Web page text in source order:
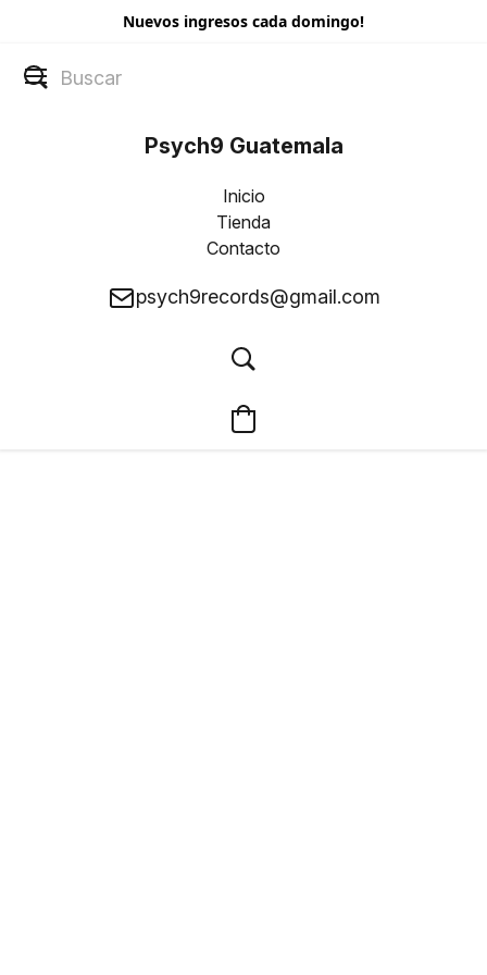
Nuevos ingresos cada domingo!
Psych9 Guatemala
Inicio
Tienda
Contacto
psych9records@gmail.com